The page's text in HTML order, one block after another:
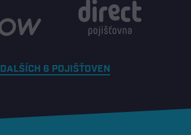
DALŠÍCH 6 POJIŠŤOVEN